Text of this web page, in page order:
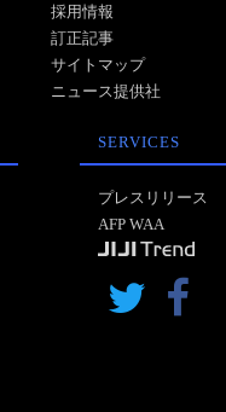
採用情報
訂正記事
サイトマップ
ニュース提供社
SERVICES
プレスリリース
AFP WAA